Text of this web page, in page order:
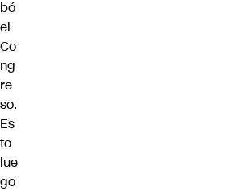
bó
el
Co
ng
re
so.
Es
to
lue
go